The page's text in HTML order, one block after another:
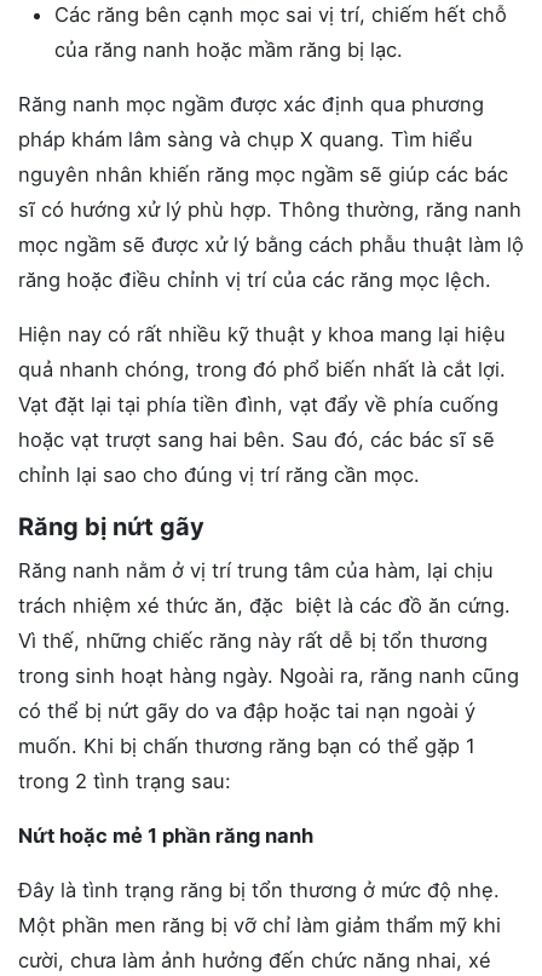
Các răng bên cạnh mọc sai vị trí, chiếm hết chỗ
của răng nanh hoặc mầm răng bị lạc.
Răng nanh mọc ngầm được xác định qua phương
pháp khám lâm sàng và chụp X quang. Tìm hiểu
nguyên nhân khiến răng mọc ngầm sẽ giúp các bác
sĩ có hướng xử lý phù hợp. Thông thường, răng nanh
mọc ngầm sẽ được xử lý bằng cách phẫu thuật làm lộ
răng hoặc điều chỉnh vị trí của các răng mọc lệch.
Hiện nay có rất nhiều kỹ thuật y khoa mang lại hiệu
quả nhanh chóng, trong đó phổ biến nhất là cắt lợi.
Vạt đặt lại tại phía tiền đình, vạt đẩy về phía cuống
hoặc vạt trượt sang hai bên. Sau đó, các bác sĩ sẽ
chỉnh lại sao cho đúng vị trí răng cần mọc.
Răng bị nứt gãy
Răng nanh nằm ở vị trí trung tâm của hàm, lại chịu
trách nhiệm xé thức ăn, đặc biệt là các đồ ăn cứng.
Vì thế, những chiếc răng này rất dễ bị tổn thương
trong sinh hoạt hàng ngày. Ngoài ra, răng nanh cũng
có thể bị nứt gãy do va đập hoặc tai nạn ngoài ý
muốn. Khi bị chấn thương răng bạn có thể gặp 1
trong 2 tình trạng sau:
Nứt hoặc mẻ 1 phần răng nanh
Đây là tình trạng răng bị tổn thương ở mức độ nhẹ.
Một phần men răng bị vỡ chỉ làm giảm thẩm mỹ khi
cười, chưa làm ảnh hưởng đến chức năng nhai, xé